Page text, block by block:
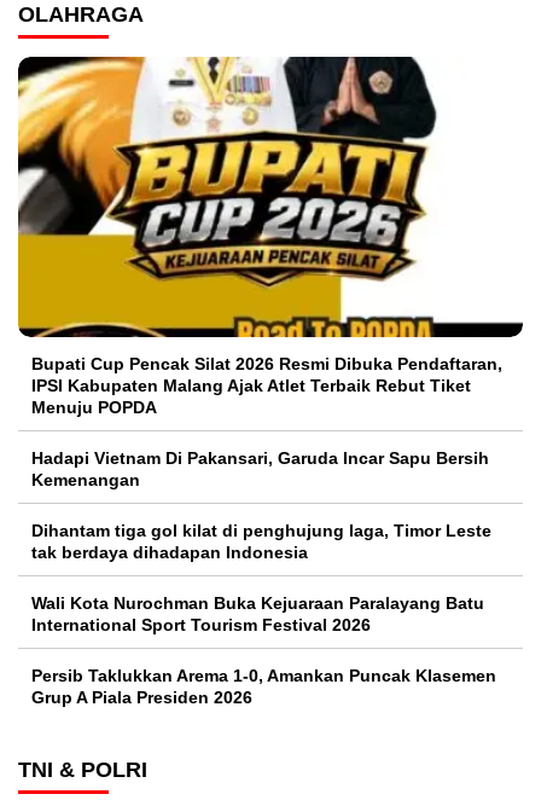
OLAHRAGA
Bupati Cup Pencak Silat 2026 Resmi Dibuka Pendaftaran,
IPSI Kabupaten Malang Ajak Atlet Terbaik Rebut Tiket
Menuju POPDA
Hadapi Vietnam Di Pakansari, Garuda Incar Sapu Bersih
Kemenangan
Dihantam tiga gol kilat di penghujung laga, Timor Leste
tak berdaya dihadapan Indonesia
Wali Kota Nurochman Buka Kejuaraan Paralayang Batu
International Sport Tourism Festival 2026
Persib Taklukkan Arema 1-0, Amankan Puncak Klasemen
Grup A Piala Presiden 2026
TNI & POLRI